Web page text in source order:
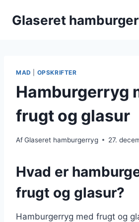
Glaseret
MAD OPSKRIFTER
Hamburgerryg
frugt og glasur
AfGlaseret hamburgerryg 27.
Hvad er
frugt og glasur?
Hamburgerryg med frugt og